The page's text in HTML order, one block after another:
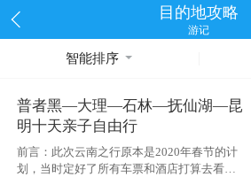
目的地攻略
游记
智能排序
普者黑—大理—石林—抚仙湖—昆
明十天亲子自由行
前言：此次云南之行原本是2020年春节的计
划，当时定好了所有车票和酒店打算去看红